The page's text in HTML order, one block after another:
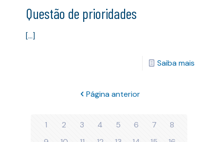
Questão de prioridades
[…]
Saiba mais
Página anterior
1 2 3 4 5 6 7
8